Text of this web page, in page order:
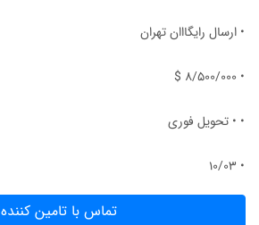
• ارسال رایگااان تهران
• 8/500/000 $
• • تحویل فوری
• ۱۰/۰۳
تماس با تامین کننده